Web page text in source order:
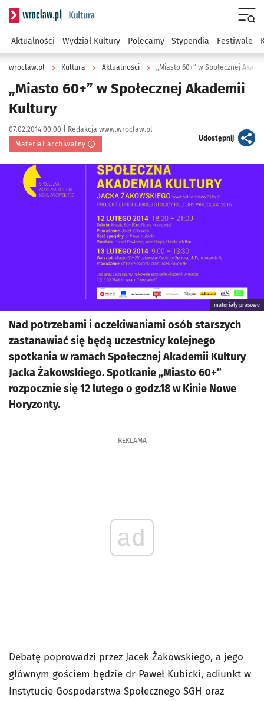
Serwis informacyjny wroclaw.pl podserwis: Kultura
Aktualności Wydział Kultury Polecamy Stypendia Festiwale
wroclaw.pl Kultura Aktualności „Miasto 60+” w Społecznej
„Miasto 60+” w Społecznej Akademii
Kultury
Data publikacji:
07.02.2014 00:00 | Autor:
Redakcja www.wroclaw.pl
Materiał archiwalny
Udostępnijartykuł
Kliknij, aby powiększyć
materiały prasowe
Nad potrzebami i oczekiwaniami osób starszych
zastanawiać się będą uczestnicy kolejnego
spotkania w ramach Społecznej Akademii Kultury
Jacka Żakowskiego. Spotkanie „Miasto 60+”
rozpocznie się 12 lutego o godz.18 w Kinie Nowe
Horyzonty.
REKLAMA
ad
Debatę poprowadzi przez Jacek Żakowskiego, a jego
głównym gościem będzie dr Paweł Kubicki, adiunkt w
Instytucie Gospodarstwa Społecznego SGH oraz